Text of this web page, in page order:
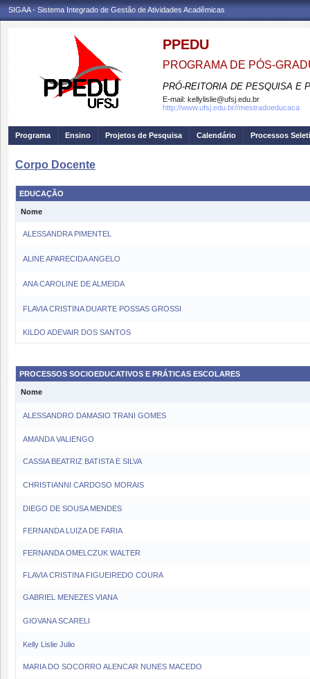
SIGAA - Sistema Integrado de Gestão de Atividades Acadêmicas
PPEDU
PROGRAMA DE PÓS-
PRÓ-REITORIA DE PESQUISA E
E-mail: kellylislie@ufsj.edu.br
http://www.ufsj.edu.br//mestradoeducaca
Programa Ensino Projetos de Pesquisa Calendário Processos
Corpo Docente
EDUCAÇÃO
Nome
ALESSANDRA PIMENTEL
ALINE APARECIDA ANGELO
ANA CAROLINE DE ALMEIDA
FLAVIA CRISTINA DUARTE POSSAS GROSSI
KILDO ADEVAIR DOS SANTOS
PROCESSOS SOCIOEDUCATIVOS E PRÁTICAS ESCOLARES
Nome
ALESSANDRO DAMASIO TRANI GOMES
AMANDA VALIENGO
CASSIA BEATRIZ BATISTA E SILVA
CHRISTIANNI CARDOSO MORAIS
DIEGO DE SOUSA MENDES
FERNANDA LUIZA DE FARIA
FERNANDA OMELCZUK WALTER
FLAVIA CRISTINA FIGUEIREDO COURA
GABRIEL MENEZES VIANA
GIOVANA SCARELI
Kelly Lislie Julio
MARIA DO SOCORRO ALENCAR NUNES MACEDO